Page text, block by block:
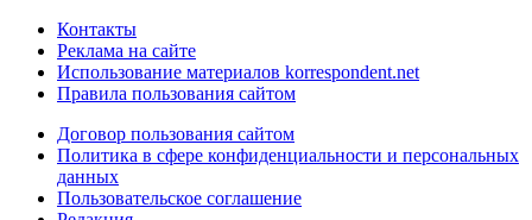
Контакты
Реклама на сайте
Использование материалов korrespondent.net
Правила пользования сайтом
Договор пользования сайтом
Политика в сфере конфиденциальности и персональных
данных
Пользовательское соглашение